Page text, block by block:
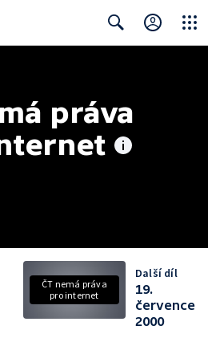
práva
ČT nemá práva
pro internet
Další díl
19.
července
2000